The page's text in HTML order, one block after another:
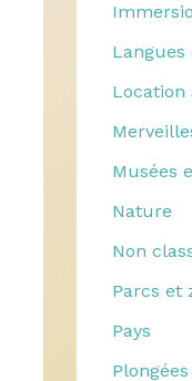
Langues
Location
Musées
Nature
Non
Parcs et
Pays